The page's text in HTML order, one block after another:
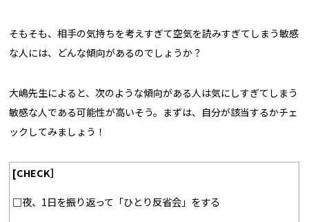
そもそも、相手の気持ちを考えすぎて空気を読みすぎてしまう敏感
な人には、どんな傾向があるのでしょうか？
大嶋先生によると、次のような傾向がある人は気にしすぎてしまう
敏感な人である可能性が高いそう。まずは、自分が該当するかチェ
ックしてみましょう！
[CHECK］
□夜、1日を振り返って「ひとり反省会」をする